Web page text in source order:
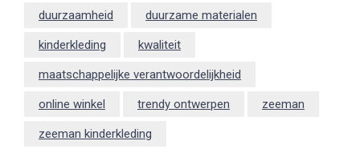
duurzaamheid duurzame materialen
kinderkleding kwaliteit
maatschappelijke verantwoordelijkheid
online winkel trendy ontwerpen zeeman
zeeman kinderkleding